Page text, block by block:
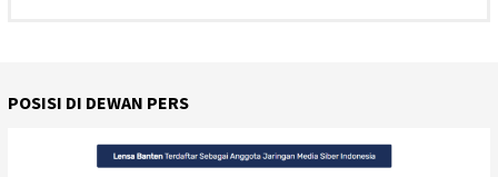
POSISI DI DEWAN PERS